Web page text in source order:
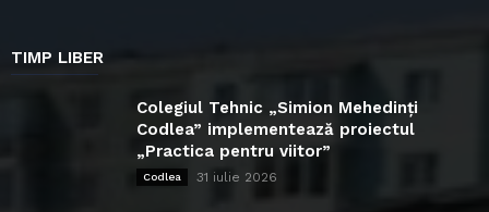
TIMP LIBER
Colegiul Tehnic „Simion Mehedinți
Codlea” implementează proiectul
„Practica pentru viitor”
Codlea 31 iulie 2026